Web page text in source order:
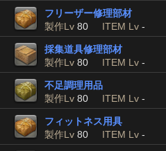
フリーザー修理部材
製作Lv 80 ITEM Lv -
採集道具修理部材
製作Lv 80 ITEM Lv -
不足調理用品
製作Lv 80 ITEM Lv -
フィットネス用具
製作Lv 80 ITEM Lv -